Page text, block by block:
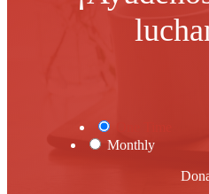
Monthly